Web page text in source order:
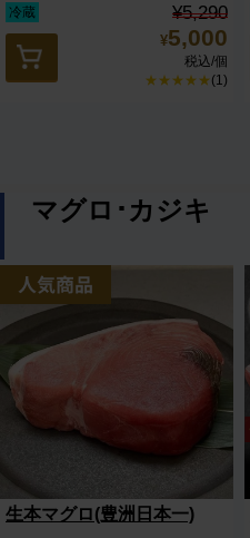
冷蔵 ¥5,290
¥5,000
税込/個
★★★★★ (1)
マグロ･カジキ
生本マグロ(豊洲日本一)